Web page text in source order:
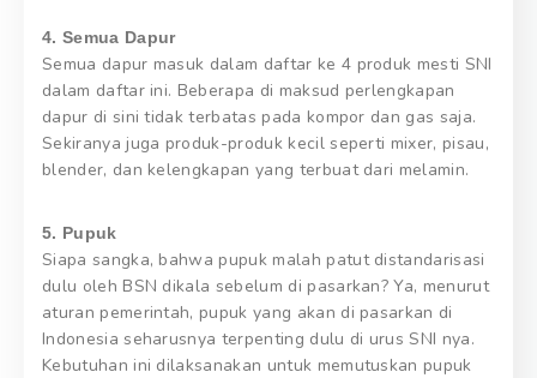
4. Semua Dapur
Semua dapur masuk dalam daftar ke 4 produk mesti SNI
dalam daftar ini. Beberapa di maksud perlengkapan
dapur di sini tidak terbatas pada kompor dan gas saja.
Sekiranya juga produk-produk kecil seperti mixer, pisau,
blender, dan kelengkapan yang terbuat dari melamin.
5. Pupuk
Siapa sangka, bahwa pupuk malah patut distandarisasi
dulu oleh BSN dikala sebelum di pasarkan? Ya, menurut
aturan pemerintah, pupuk yang akan di pasarkan di
Indonesia seharusnya terpenting dulu di urus SNI nya.
Kebutuhan ini dilaksanakan untuk memutuskan pupuk